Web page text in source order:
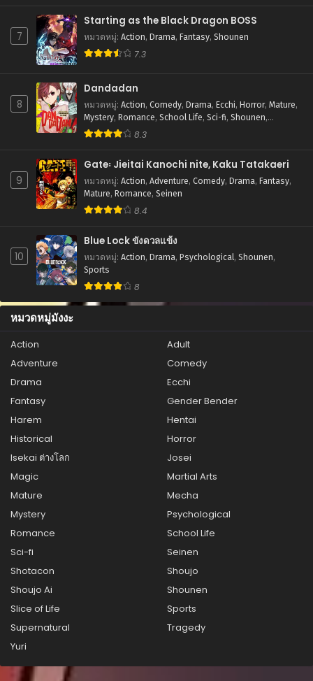
ตอนที่ 50
สิงหาคม 27, 2025
ตอนที่ 49
ตอนที่ 48
สิงหาคม 27, 2025
สิงหาคม 27, 2025
ตอนที่ 46
สิงหาคม 27, 2025
ตอนที่ 45
สิงหาคม 27, 2025
ตอนที่ 44
สิงหาคม 27, 2025
ตอนที่ 43
ตอนที่ 42
ตอนที่ 41
สิงหาคม 27, 2025
ตอนที่ 40
สิงหาคม 27, 2025
ตอนที่ 39
ตอนที่ 38
สิงหาคม 27, 2025
ตอนที่ 37
สิงหาคม 27, 2025
สิงหาคม 27, 2025
สิงหาคม 27, 2025
7
Starting as the Black Dragon BOSS
หมวดหมู่: Action, Drama, Fantasy, Shounen
7.3
8
Dandadan
หมวดหมู่: Action, Comedy, Drama, Ecchi, Horror, Mature,
Mystery, Romance, School Life, Sci-fi, Shounen,
Supernatural 8.3
9
Gate꞉ Jieitai Kanochi nite, Kaku Tatakaeri
หมวดหมู่: Action, Adventure, Comedy, Drama, Fantasy,
Mature, Romance, Seinen
8.4
10
Blue Lock ขังดวลแข้ง
หมวดหมู่: Action, Drama, Psychological, Shounen,
Sports
8
หมวดหมู่มังงะ
Action
Adult
Adventure
Comedy
Drama
Ecchi
Fantasy
Gender Bender
Harem
Hentai
Historical
Horror
Isekai ต่างโลก
Josei
Magic
Martial Arts
Mature
Mecha
Mystery
Psychological
Romance
School Life
Sci-fi
Seinen
Shotacon
Shoujo
Shoujo Ai
Shounen
Slice of Life
Sports
Supernatural
Tragedy
Yuri